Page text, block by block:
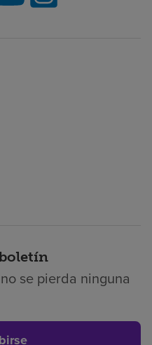
se pierda ninguna